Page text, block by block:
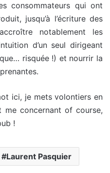
consommateurs qui ont
jusqu’à l’écriture des
notablement les
d’un seul dirigeant
risquée !) et nourrir la
ici, je mets volontiers en
me concernant of course,
!
Laurent Pasquier